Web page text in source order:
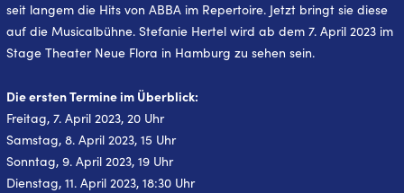
seit langem die Hits von ABBA im Repertoire. Jetzt bringt sie diese
auf die Musicalbühne. Stefanie Hertel wird ab dem 7. April 2023 im
Stage Theater Neue Flora in Hamburg zu sehen sein.
Die ersten Termine im Überblick:
Freitag, 7. April 2023, 20 Uhr
Samstag, 8. April 2023, 15 Uhr
Sonntag, 9. April 2023, 19 Uhr
Dienstag, 11. April 2023, 18:30 Uhr